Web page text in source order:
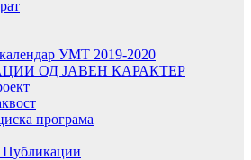
УМТ 2019-2020
ОД ЈАВЕН КАРАКТЕР
програма